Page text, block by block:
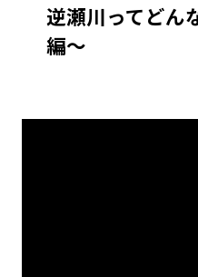
逆瀬川ってど
編〜